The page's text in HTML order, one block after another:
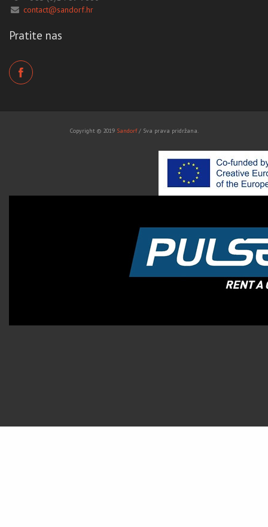
contact@sandorf.hr
Pratite nas
Copyright © 2019 Sandorf/ Sva prava pridržana.